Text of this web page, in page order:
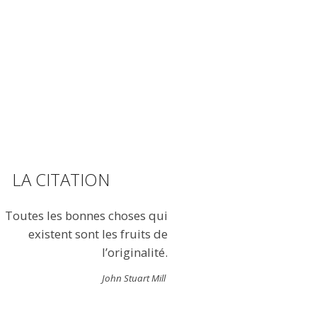
LA CITATION
Toutes les bonnes choses qui
existent sont les fruits de
l’originalité.
John Stuart Mill